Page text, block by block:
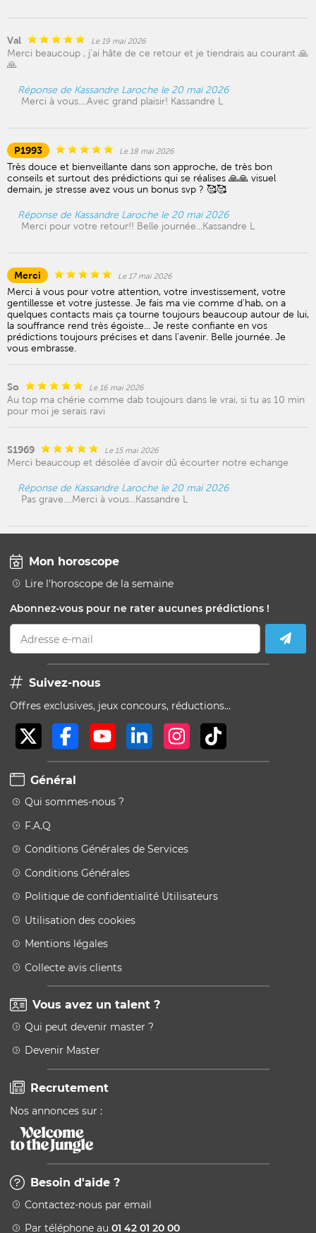
Val Le 19 mai 2026
Merci beaucoup , j’ai hâte de ce retour et je tiendrais au courant 🙏
🙏
Réponse de Kassandre Laroche le 20 mai 2026
Merci à vous....Avec grand plaisir! Kassandre L
P1993 Le 18 mai 2026
Très douce et bienveillante dans son approche, de très bon
conseils et surtout des prédictions qui se réalises 🙏🙏 visuel
demain, je stresse avez vous un bonus svp ? 🥰🥰
Réponse de Kassandre Laroche le 20 mai 2026
Merci pour votre retour!! Belle journée...Kassandre L
Merci Le 17 mai 2026
Merci à vous pour votre attention, votre investissement, votre
gentillesse et votre justesse. Je fais ma vie comme d'hab, on a
quelques contacts mais ça tourne toujours beaucoup autour de lui,
la souffrance rend très égoiste... Je reste confiante en vos
prédictions toujours précises et dans l'avenir. Belle journée. Je
vous embrasse.
So Le 16 mai 2026
Au top ma chérie comme dab toujours dans le vrai, si tu as 10 min
pour moi je serais ravi
S1969 Le 15 mai 2026
Merci beaucoup et désolée d’avoir dû écourter notre echange
Réponse de Kassandre Laroche le 20 mai 2026
Pas grave....Merci à vous...Kassandre L
Mon horoscope
Lire l'horoscope de la semaine
Abonnez-vous pour ne rater aucunes prédictions !
Adresse e-mail
Suivez-nous
Offres exclusives, jeux concours, réductions…
Général
Qui sommes-nous ?
F.A.Q
Conditions Générales de Services
Conditions Générales
Politique de confidentialité Utilisateurs
Utilisation des cookies
Mentions légales
Collecte avis clients
Vous avez un talent ?
Qui peut devenir master ?
Devenir Master
Recrutement
Nos annonces sur :
Besoin d'aide ?
Contactez-nous par email
Par téléphone au 01 42 01 20 00